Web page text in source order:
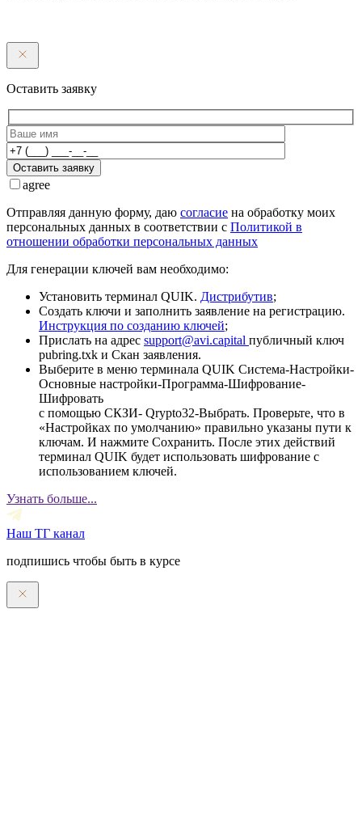
Оставить заявку
Оставить заявку
agree
Отправляя данную форму, даю согласие на обработку моих
персональных данных в соответствии с Политикой в
отношении обработки персональных данных
Для генерации ключей вам необходимо:
Установить терминал QUIK. Дистрибутив;
Создать ключи и заполнить заявление на регистрацию.
Инструкция по созданию ключей;
Прислать на адрес support@avi.capital публичный ключ
pubring.txk и Скан заявления.
Выберите в меню терминала QUIK Система-Настройки-
Основные настройки-Программа-Шифрование-
Шифровать
с помощью СКЗИ- Qrypto32-Выбрать. Проверьте, что в
«Настройках по умолчанию» правильно указаны пути к
ключам. И нажмите Сохранить. После этих действий
терминал QUIK будет использовать шифрование с
использованием ключей.
Узнать больше...
Наш ТГ канал
подпишись чтобы быть в курсе